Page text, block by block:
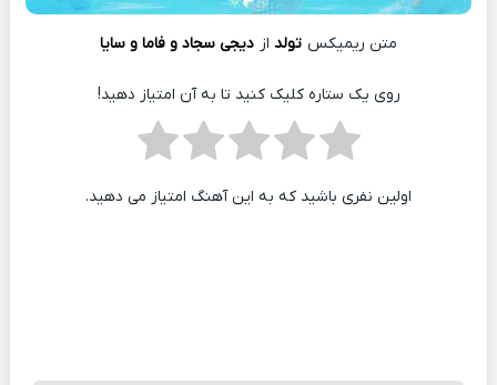
متن ریمیکس تولد از دیجی سجاد و فاما و سایا
روی یک ستاره کلیک کنید تا به آن امتیاز دهید!
اولین نفری باشید که به این آهنگ امتیاز می دهید.